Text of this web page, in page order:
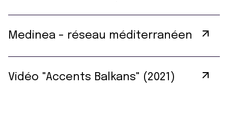
Medinea - réseau méditerranéen
Vidéo "Accents Balkans" (2021)